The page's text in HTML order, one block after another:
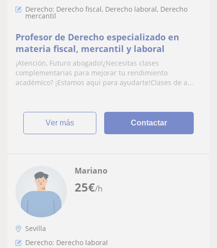
Derecho: Derecho fiscal, Derecho laboral, Derecho
mercantil
Profesor de Derecho especializado en
materia fiscal, mercantil y laboral
¡Atención, Futuro abogado!¿Necesitas clases
complementarias para mejorar tu rendimiento
académico? ¡Estamos aquí para ayudarte!Clases de a...
ver más Contactar
25€/h
Mariano
Sevilla
Derecho: Derecho laboral